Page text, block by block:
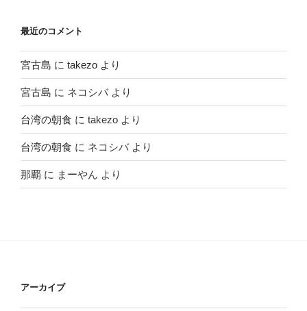
最近のコメント
宮古島 に takezo より
宮古島 に ネコシバより
台湾の朝食 に takezo より
台湾の朝食 に ネコシバより
那覇 に まーやん より
アーカイブ